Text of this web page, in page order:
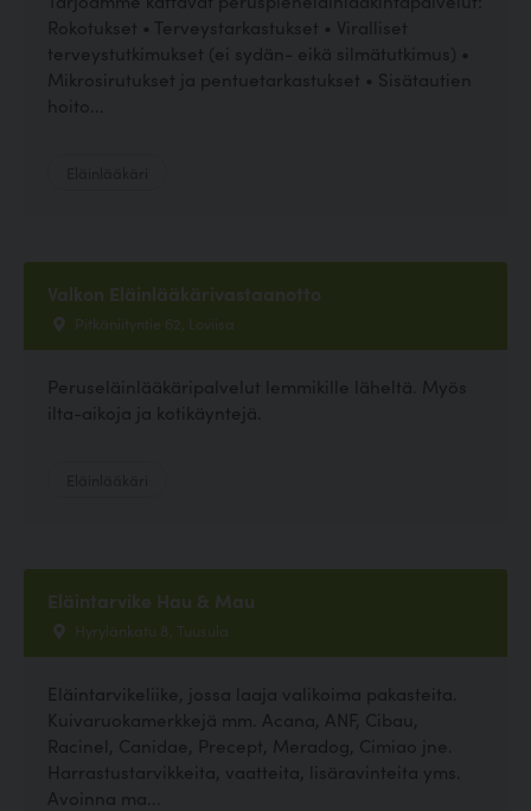
Rokotukset • Terveystarkastukset • Viralliset
terveystutkimukset (ei sydän- eikä silmätutkimus) •
Mikrosirutukset ja pentuetarkastukset • Sisätautien
hoito...
Valkon Eläinlääkärivastaanotto
Pitkäniityntie 62, Loviisa
Peruseläinlääkäripalvelut lemmikille läheltä. Myös
ilta-aikoja ja kotikäyntejä.
Eläintarvike Hau & Mau
Hyrylänkatu 8, Tuusula
Eläintarvikeliike, jossa laaja valikoima pakasteita.
Kuivaruokamerkkejä mm. Acana, ANF, Cibau,
Racinel, Canidae, Precept, Meradog, Cimiao jne.
Harrastustarvikkeita, vaatteita, lisäravinteita yms.
Avoinna ma...